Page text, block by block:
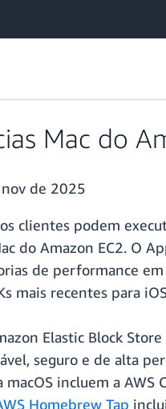
Mac do
de 2025
clientes podem
do Amazon EC2. O
de performance em
mais recentes para
Elastic Block
seguro e de alta
macOS incluem a
Homebrew Tap